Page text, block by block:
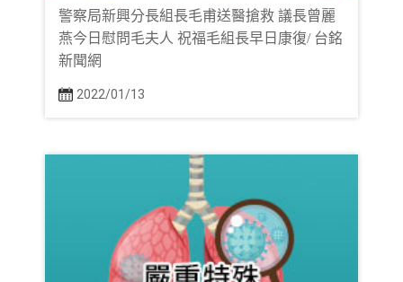
警察局新興分長組長毛甫送醫搶救 議長曾麗
燕今日慰問毛夫人 祝福毛組長早日康復/ 台銘
新聞網
2022/01/13